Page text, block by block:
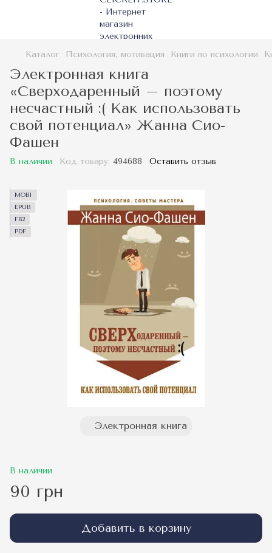
Каталог Психология, мотивация Книги по психологии
Электронная книга
«Сверходаренный – поэтому
несчастный :( Как использовать
свой потенциал» Жанна Сио-
Фашен
В наличии Код товару: 494688 Оставить отзыв
MOBI
EPUB
FB2
PDF
Электронная книга
В наличии
90 грн
Добавить в корзину